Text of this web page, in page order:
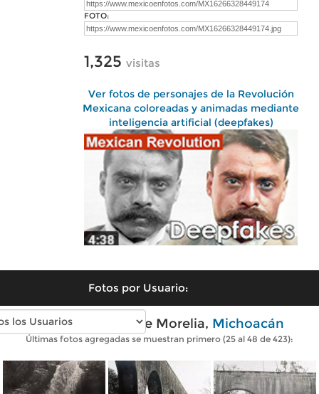
FOTO:
1,325 visitas
Ver fotos de personajes de la Revolución
Mexicana coloreadas y animadas mediante
inteligencia artificial (deepfakes)
Fotos por Usuario:
Fotos antiguas de Morelia, Michoacán
Últimas fotos agregadas se muestran primero (25 al 48 de 423):